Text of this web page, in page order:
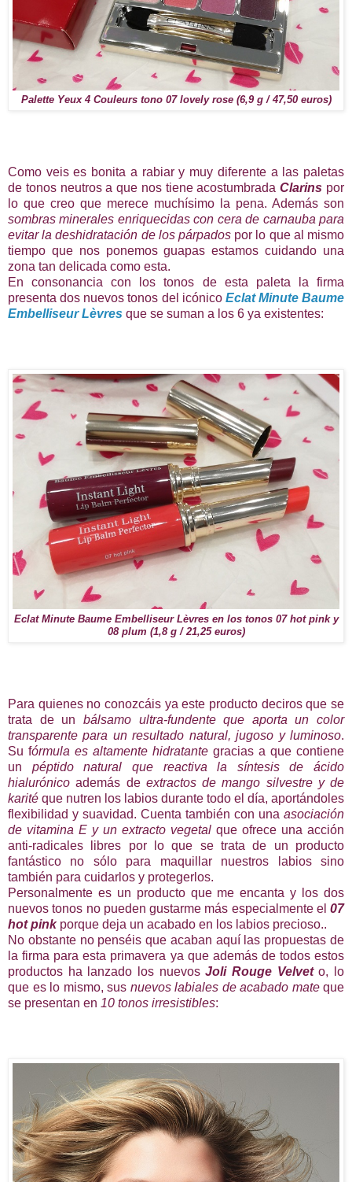
Palette Yeux 4 Couleurs tono 07 lovely rose (6,9 g / 47,50 euros)
Como veis es bonita a rabiar y muy diferente a las paletas
de tonos neutros a que nos tiene acostumbradaClarins por
lo que creo que merece muchísimo la pena. Además son
sombras minerales enriquecidas con cera de carnauba para
evitar la deshidratación de los párpados por lo que al mismo
tiempo que nos ponemos guapas estamos cuidando una
zona tan delicada como esta.
En consonancia con los tonos de esta paleta la firma
presenta dos nuevos tonos del icónico Eclat Minute Baume
Embelliseur Lèvres que se suman a los 6 ya existentes:
Eclat Minute Baume Embelliseur Lèvres en los tonos 07 hot pink y
08 plum (1,8 g / 21,25 euros)
Para quienes no conozcáis ya este producto deciros que se
trata de un bálsamo ultra-fundente que aporta un color
transparente para un resultado natural, jugoso y luminoso.
Su fórmula es altamente hidratante gracias a que contiene
un péptido natural que reactiva la síntesis de ácido
hialurónicoademás de extractos de mango silvestre y de
karité que nutren los labios durante todo el día, aportándoles
flexibilidad y suavidad. Cuenta también con una asociación
de vitamina E y un extracto vegetal que ofrece una acción
anti-radicales libres por lo que se trata de un producto
fantástico no sólo para maquillar nuestros labios sino
también para cuidarlos y protegerlos.
Personalmente es un producto que me encanta y los dos
nuevos tonos no pueden gustarme más especialmente el 07
hot pinkporque deja un acabado en los labios precioso..
No obstante no penséis que acaban aquí las propuestas de
la firma para esta primavera ya que además de todos estos
productos ha lanzado los nuevosJoli Rouge Velveto, lo
que es lo mismo, sus nuevos labiales de acabado mateque
se presentan en 10 tonos irresistibles: